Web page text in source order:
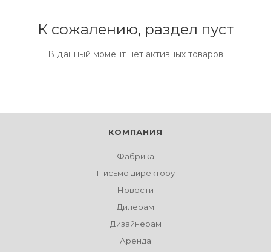
К сожалению, раздел пуст
В данный момент нет активных товаров
КОМПАНИЯ
Фабрика
Письмо директору
Новости
Дилерам
Дизайнерам
Аренда